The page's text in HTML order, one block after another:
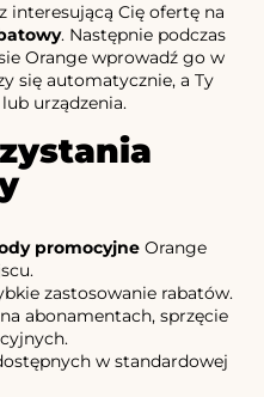
interesującą Cię ofertę na
. Następnie podczas
Orange wprowadź go w
się automatycznie, a Ty
urządzenia.
promocyjne Orange
zastosowanie rabatów.
abonamentach, sprzęcie
w standardowej